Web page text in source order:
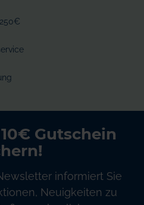
Gutschein
informiert Sie
Neuigkeiten zu